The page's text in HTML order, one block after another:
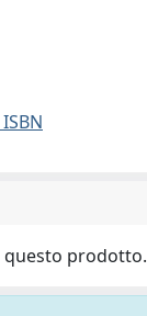
questo prodotto.